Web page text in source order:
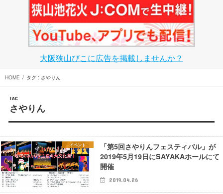
大阪狭山びこに広告を掲載しませんか？
HOME タグ : さやりん
TAG
さやりん
イベント
「第5回さやりんフェスティバル」が
2019年5月19日にSAYAKAホールにて
開催
2019.04.26